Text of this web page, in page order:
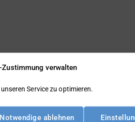
Zustimmung verwalten
Service zu optimieren.
ablehnen